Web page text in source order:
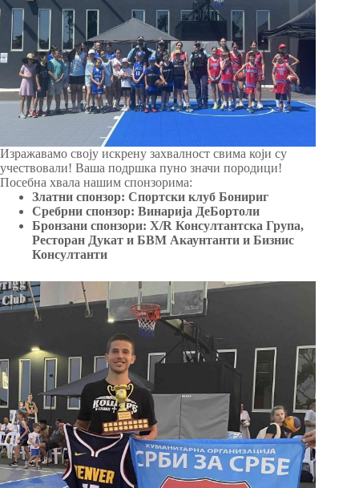
Изражавамо своју искрену захвалност свима који су
учествовали! Ваша подршка пуно значи породици!
Посебна хвала нашим спонзорима:
Златни спонзор: Спортски клуб Бонириг
Сребрни спонзор: Винарија ДеБортоли
Бронзани спонзори: Х/R Консултантска Група,
Ресторан Дукат и БВМ Акаунтанти и Бизнис
Консултанти